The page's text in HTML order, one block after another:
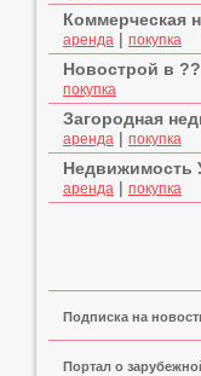
Коммерческая
аренда | покупка
Новострой в
покупка
Загородная
аренда | покупка
Недвижимость
аренда | покупка
Подписка на
Портал о